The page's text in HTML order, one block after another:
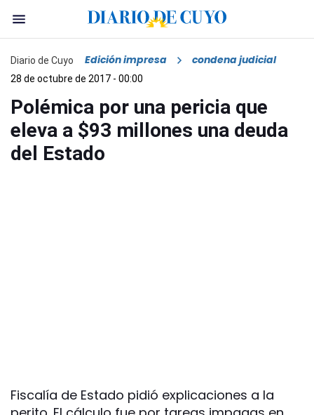
Diario de Cuyo Edición impresa condena judicial
28 de octubre de 2017 - 00:00
Polémica por una pericia que
eleva a $93 millones una deuda
del Estado
Fiscalía de Estado pidió explicaciones a la